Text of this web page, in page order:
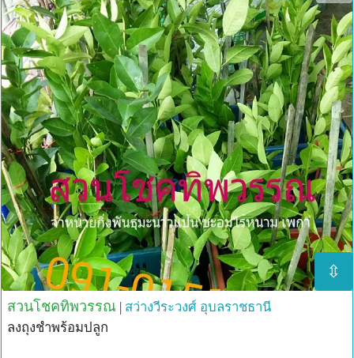
⇳
สวนโชคทิพวรรณ | สว่างวีระวงศ์ อุบลราชธานี
ลงถุงชำพร้อมปลูก